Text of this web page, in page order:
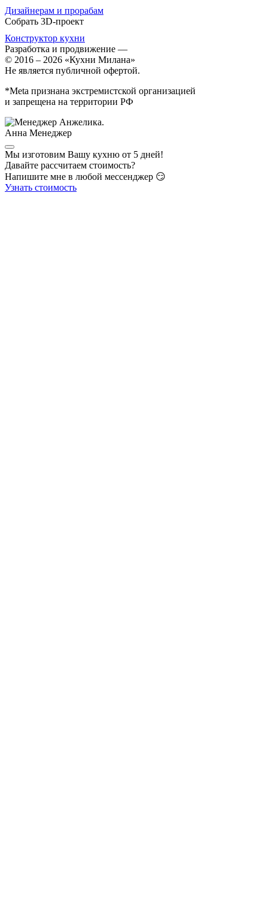
Дизайнерам и прорабам
Собрать 3D-проект
Конструктор кухни
Разработка и продвижение —
© 2016 – 2026 «Кухни Милана»
Не является публичной офертой.
*Meta признана экстремистской организацией
и запрещена на территории РФ
Анна Менеджер
Мы изготовим Вашу кухню от 5 дней!
Давайте рассчитаем стоимость?
Напишите мне в любой мессенджер 😏
Узнать стоимость